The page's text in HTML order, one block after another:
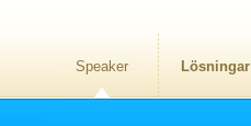
Speaker Lösningar